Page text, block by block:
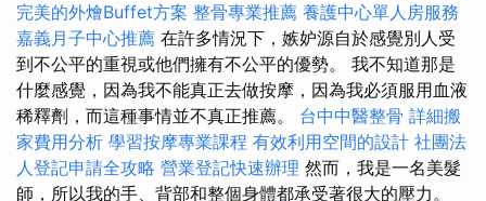
完美的外燴Buffet方案 整骨專業推薦 養護中心單人房服務
嘉義月子中心推薦 在許多情況下，嫉妒源自於感覺別人受
到不公平的重視或他們擁有不公平的優勢。 我不知道那是
什麼感覺，因為我不能真正去做按摩，因為我必須服用血液
稀釋劑，而這種事情並不真正推薦。 台中中醫整骨 詳細搬
家費用分析 學習按摩專業課程 有效利用空間的設計 社團法
人登記申請全攻略 營業登記快速辦理 然而，我是一名美髮
師，所以我的手、背部和整個身體都承受著很大的壓力。